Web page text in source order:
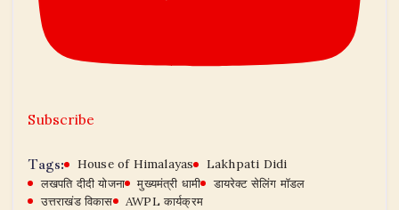
Subscribe
Tags: House of Himalayas
Lakhpati Didi
लखपति दीदी योजना
मुख्यमंत्री धामी
डायरेक्ट सेलिंग मॉडल
उत्तराखंड विकास
AWPL कार्यक्रम